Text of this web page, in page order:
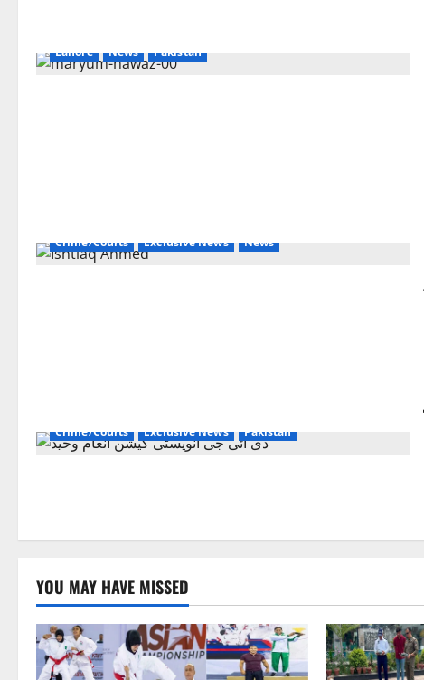
Lahore News Pakistan
Crime/Courts Exclusive News News
Crime/Courts Exclusive News Pakistan
YOU MAY HAVE MISSED